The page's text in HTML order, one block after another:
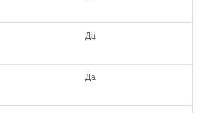
Да
Да